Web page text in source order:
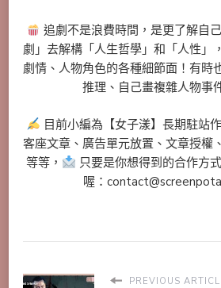
追劇不是浪費時間，是更了解自
劇」去解構「人生哲學」和「人性」
劇情、人物角色的各種細節面！有時
推理、自己畫複雜人物事
目前小編為【女子漾】長期駐站
客座文章、廣告單元放置、文章授權
等等，
只要是你想得到的合作方
喔：
PREVIOUS